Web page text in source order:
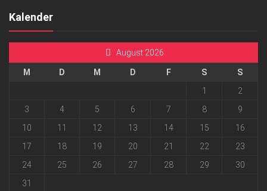
Kalender
August 2026
M D M D F S
S
1
2
3
4 5 6 7 8
9
10
11 12 13 14 15
16
17
18 19 20 21 22
23
24
25 26 27 28 29
30
31